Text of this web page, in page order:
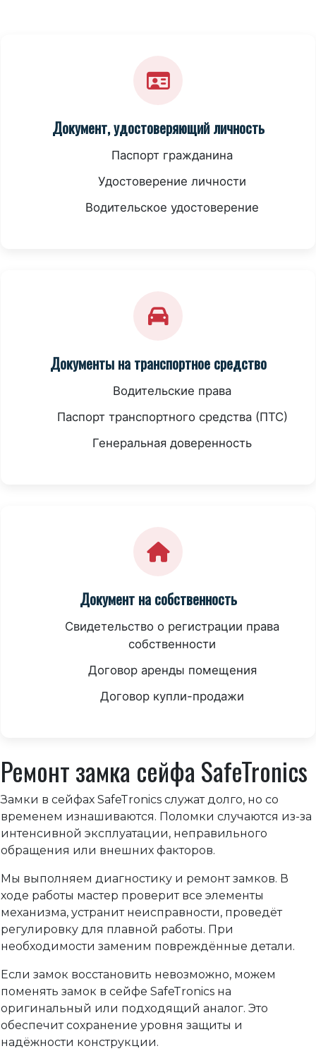
Документ, удостоверяющий личность
Паспорт гражданина
Удостоверение личности
Водительское удостоверение
Документы на транспортное средство
Водительские права
Паспорт транспортного средства (ПТС)
Генеральная доверенность
Документ на собственность
Свидетельство о регистрации права
собственности
Договор аренды помещения
Договор купли-продажи
Ремонт замка сейфа SafeTronics
Замки в сейфах SafeTronics служат долго, но со
временем изнашиваются. Поломки случаются из-за
интенсивной эксплуатации, неправильного
обращения или внешних факторов.
Мы выполняем диагностику и ремонт замков. В
ходе работы мастер проверит все элементы
механизма, устранит неисправности, проведёт
регулировку для плавной работы. При
необходимости заменим повреждённые детали.
Если замок восстановить невозможно, можем
поменять замок в сейфе SafeTronics на
оригинальный или подходящий аналог. Это
обеспечит сохранение уровня защиты и
надёжности конструкции.